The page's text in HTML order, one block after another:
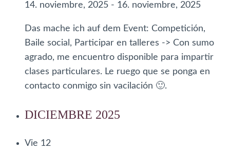
14. noviembre, 2025 - 16. noviembre, 2025
Das mache ich auf dem Event: Competición,
Baile social, Participar en talleres -> Con sumo
agrado, me encuentro disponible para impartir
clases particulares. Le ruego que se ponga en
contacto conmigo sin vacilación 🙂.
DICIEMBRE 2025
Vie 12